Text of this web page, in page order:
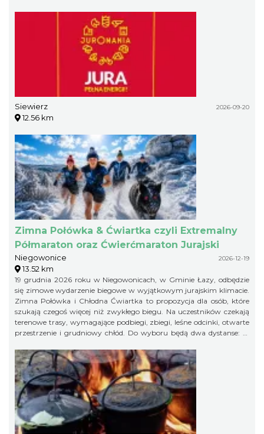
Siewierz 2026-09-20
12.56 km
Zimna Połówka & Ćwiartka czyli Extremalny
Półmaraton oraz Ćwierćmaraton Jurajski
Niegowonice 2026-12-19
13.52 km
19 grudnia 2026 roku w Niegowonicach, w Gminie Łazy, odbędzie
się zimowe wydarzenie biegowe w wyjątkowym jurajskim klimacie.
Zimna Połówka i Chłodna Ćwiartka to propozycja dla osób, które
szukają czegoś więcej niż zwykłego biegu. Na uczestników czekają
terenowe trasy, wymagające podbiegi, zbiegi, leśne odcinki, otwarte
przestrzenie i grudniowy chłód. Do wyboru będą dwa dystanse: 21
jako Extremalny Ćwierćmaraton Jurajski. Krótszy dystans jest
przeznaczony zarówno dla biegaczy, jak i miłośników nordic
walking. Trasy zostaną przygotowane bezpiecznie, ale zachowają
swój terenowy charakter i zimowy pazur.